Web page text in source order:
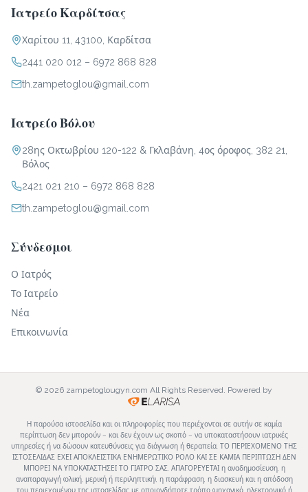
Ιατρείο Καρδίτσας
Χαρίτου 11, 43100, Καρδίτσα
2441 020 012 – 6972 868 828
th.zampetoglou@gmail.com
Ιατρείο Βόλου
28ης Οκτωβρίου 120-122 & Γκλαβάνη, 4ος όροφος, 382 21,
Βόλος
2421 021 210 – 6972 868 828
th.zampetoglou@gmail.com
Σύνδεσμοι
Ο Ιατρός
Το Ιατρείο
Νέα
Επικοινωνία
© 2026 zampetoglougyn.com All Rights Reserved. Powered by
Η παρούσα ιστοσελίδα και οι πληροφορίες που περιέχονται σε αυτήν σε καμία
περίπτωση δεν μπορούν – και δεν έχουν ως σκοπό – να υποκαταστήσουν ιατρικές
υπηρεσίες ή να δώσουν κατευθύνσεις για διάγνωση ή θεραπεία. ΤΟ ΠΕΡΙΕΧΟΜΕΝΟ ΤΗΣ
ΙΣΤΟΣΕΛΙΔΑΣ ΕΧΕΙ ΑΠΟΚΛΕΙΣΤΙΚΑ ΕΝΗΜΕΡΩΤΙΚΟ ΡΟΛΟ ΚΑΙ ΣΕ ΚΑΜΙΑ ΠΕΡΙΠΤΩΣΗ ΔΕΝ
ΜΠΟΡΕΙ ΝΑ ΥΠΟΚΑΤΑΣΤΗΣΕΙ ΤΟ ΓΙΑΤΡΟ ΣΑΣ. ΑΠΑΓΟΡΕΥΕΤΑΙ η αναδημοσίευση, η
αναπαραγωγή (ολική, μερική ή περιληπτική), η παράφραση, η διασκευή και η απόδοση
του περιεχομένου της ιστοσελίδας με οποιονδήποτε τρόπο (μηχανικό, ηλεκτρονικό ή